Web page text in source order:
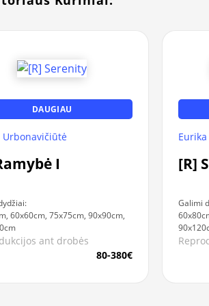
DAUGIAU
Urbonavičiūtė
I
60x60cm, 75x75cm, 90x90cm,
ant drobės
80-380€
[R]
Galimi